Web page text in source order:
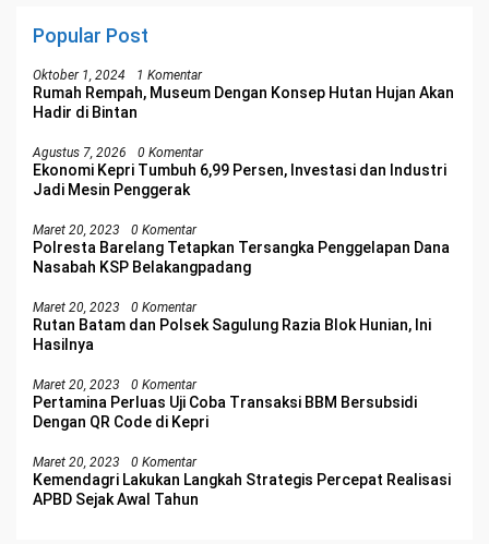
Popular Post
Oktober 1, 2024 1 Komentar
Rumah Rempah, Museum Dengan Konsep Hutan Hujan Akan
Hadir di Bintan
Agustus 7, 2026 0 Komentar
Ekonomi Kepri Tumbuh 6,99 Persen, Investasi dan Industri
Jadi Mesin Penggerak
Maret 20, 2023 0 Komentar
Polresta Barelang Tetapkan Tersangka Penggelapan Dana
Nasabah KSP Belakangpadang
Maret 20, 2023 0 Komentar
Rutan Batam dan Polsek Sagulung Razia Blok Hunian, Ini
Hasilnya
Maret 20, 2023 0 Komentar
Pertamina Perluas Uji Coba Transaksi BBM Bersubsidi
Dengan QR Code di Kepri
Maret 20, 2023 0 Komentar
Kemendagri Lakukan Langkah Strategis Percepat Realisasi
APBD Sejak Awal Tahun